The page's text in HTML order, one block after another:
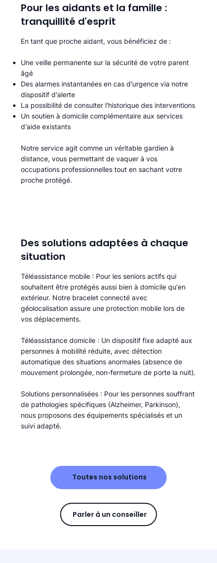
Pour les aidants et la famille :
tranquillité d'esprit
En tant que proche aidant, vous bénéficiez de :
Une veille permanente sur la sécurité de votre parent
âgé
Des alarmes instantanées en cas d'urgence via notre
dispositif d'alerte
La possibilité de consulter l'historique des interventions
Un soutien à domicile complémentaire aux services
d'aide existants
Notre service agit comme un véritable gardien à
distance, vous permettant de vaquer à vos
occupations professionnelles tout en sachant votre
proche protégé.
Des solutions adaptées à chaque
situation
Téléassistance mobile : Pour les seniors actifs qui
souhaitent être protégés aussi bien à domicile qu'en
extérieur. Notre bracelet connecté avec
géolocalisation assure une protection mobile lors de
vos déplacements.
Téléassistance domicile : Un dispositif fixe adapté aux
personnes à mobilité réduite, avec détection
automatique des situations anormales (absence de
mouvement prolongée, non-fermeture de porte la nuit).
Solutions personnalisées : Pour les personnes souffrant
de pathologies spécifiques (Alzheimer, Parkinson),
nous proposons des équipements spécialisés et un
suivi adapté.
Toutes nos solutions
Parler à un conseiller